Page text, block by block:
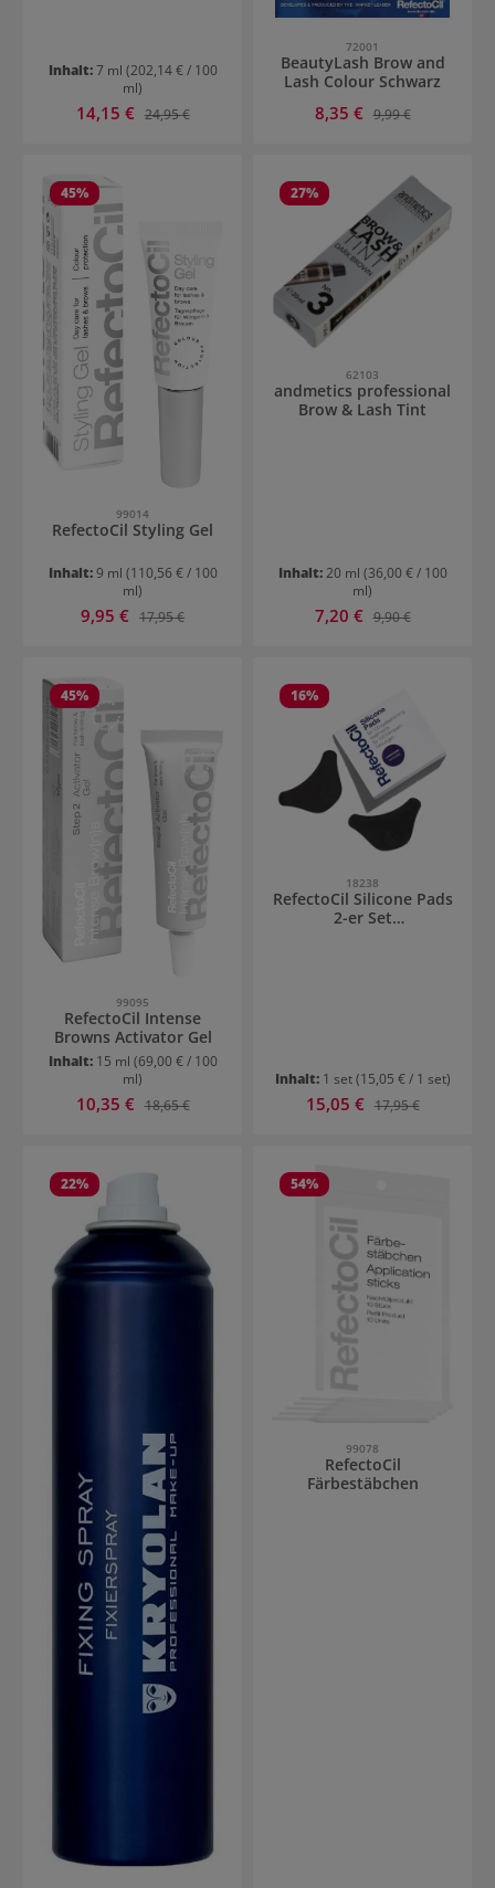
Inhalt:7 ml (202,14 € / 100
ml)
Verkaufspreis:
14,15 € Regulärer Preis:
24,95 €
72001
BeautyLash Brow and
Lash Colour Schwarz
Verkaufspreis:
8,35 € Regulärer Preis:
9,99 €
45%
99014
RefectoCil Styling Gel
Inhalt:9 ml (110,56 € / 100
ml)
Verkaufspreis:
9,95 € Regulärer Preis:
17,95 €
27%
62103
andmetics professional
Brow & Lash Tint
Inhalt:20 ml (36,00 € / 100
ml)
Verkaufspreis:
7,20 € Regulärer Preis:
9,90 €
45%
99095
RefectoCil Intense
Browns Activator Gel
Inhalt: 15 ml (69,00 € / 100
ml)
Verkaufspreis:
10,35 € Regulärer Preis:
18,65 €
16%
18238
RefectoCil Silicone Pads
2-er Set
Inhalt: 1 set(15,05 € / 1 set)
Verkaufspreis:
15,05 € Regulärer Preis:
17,95 €
22% 54%
99078
RefectoCil
Färbestäbchen